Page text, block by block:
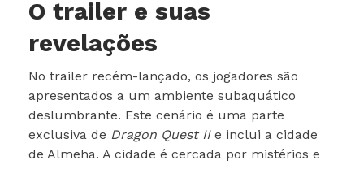
O trailer e suas
revelações
No trailer recém-lançado, os jogadores são
apresentados a um ambiente subaquático
deslumbrante. Este cenário é uma parte
exclusiva de Dragon Quest IIe inclui a cidade
de Almeha. A cidade é cercada por mistérios e